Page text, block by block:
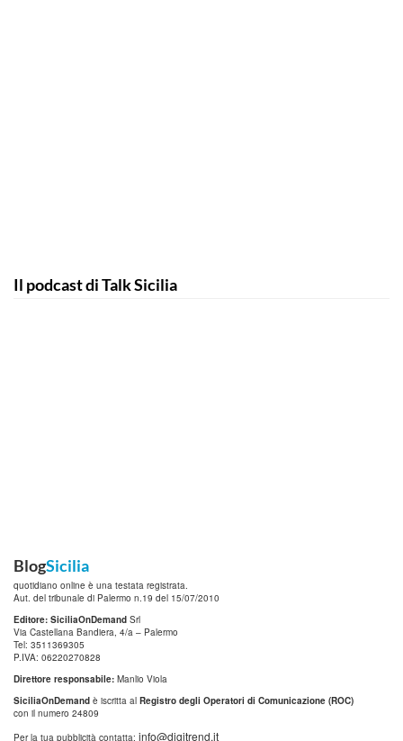
Il podcast di Talk Sicilia
BlogSicilia
quotidiano online è una testata registrata.
Aut. del tribunale di Palermo n.19 del 15/07/2010
Editore: SiciliaOnDemand Srl
Via Castellana Bandiera, 4/a – Palermo
Tel: 3511369305
P.IVA: 06220270828
Direttore responsabile: Manlio Viola
SiciliaOnDemand è iscritta al Registro degli Operatori di Comunicazione (ROC)
con il numero 24809
Per la tua pubblicità contatta: info@digitrend.it